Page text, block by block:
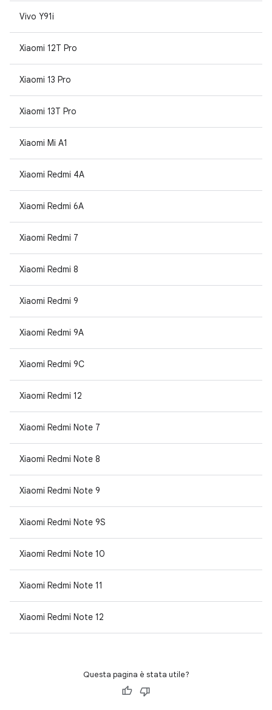
Vivo Y91i
Xiaomi 12T Pro
Xiaomi 13 Pro
Xiaomi 13T Pro
Xiaomi Mi A1
Xiaomi Redmi 4A
Xiaomi Redmi 6A
Xiaomi Redmi 7
Xiaomi Redmi 8
Xiaomi Redmi 9
Xiaomi Redmi 9A
Xiaomi Redmi 9C
Xiaomi Redmi 12
Xiaomi Redmi Note 7
Xiaomi Redmi Note 8
Xiaomi Redmi Note 9
Xiaomi Redmi Note 9S
Xiaomi Redmi Note 10
Xiaomi Redmi Note 11
Xiaomi Redmi Note 12
Questa pagina è stata utile?